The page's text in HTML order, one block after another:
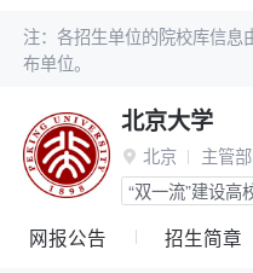
注：各招生单位的院校库信
布单位。
北京大学
 北京 主管部
“双一流”建设高
网报公告 招生简章